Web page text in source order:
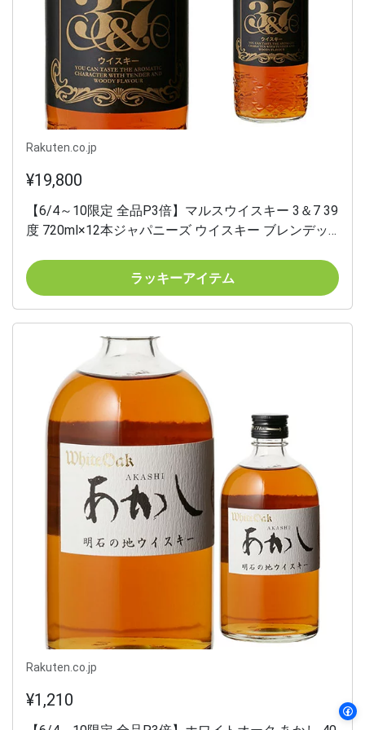
Rakuten.co.jp
¥19,800
【6/4～10限定 全品P3倍】マルスウイスキー 3＆7 39
度 720ml×12本ジャパニーズ ウイスキー ブレンデッ
坊酒造 長S
ラッキーアイテム
Rakuten.co.jp
¥1,210